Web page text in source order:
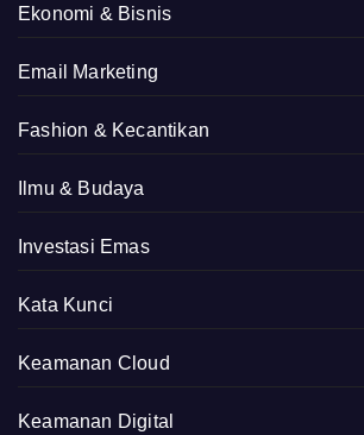
Ekonomi & Bisnis
Email Marketing
Fashion & Kecantikan
Ilmu & Budaya
Investasi Emas
Kata Kunci
Keamanan Cloud
Keamanan Digital